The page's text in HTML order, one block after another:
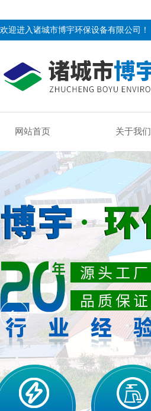
欢迎进入诸城市博宇环保设备有限公司！
网站首页 关于我们